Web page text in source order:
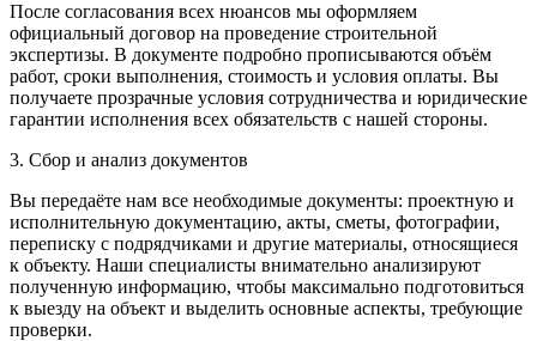
После согласования всех нюансов мы оформляем
официальный договор на проведение строительной
экспертизы. В документе подробно прописываются объём
работ, сроки выполнения, стоимость и условия оплаты. Вы
получаете прозрачные условия сотрудничества и юридические
гарантии исполнения всех обязательств с нашей стороны.
3. Сбор и анализ документов
Вы передаёте нам все необходимые документы: проектную и
исполнительную документацию, акты, сметы, фотографии,
переписку с подрядчиками и другие материалы, относящиеся
к объекту. Наши специалисты внимательно анализируют
полученную информацию, чтобы максимально подготовиться
к выезду на объект и выделить основные аспекты, требующие
проверки.